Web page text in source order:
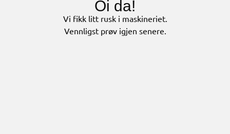
Oi da!
Vi fikk litt rusk i maskineriet.
Vennligst prøv igjen senere.